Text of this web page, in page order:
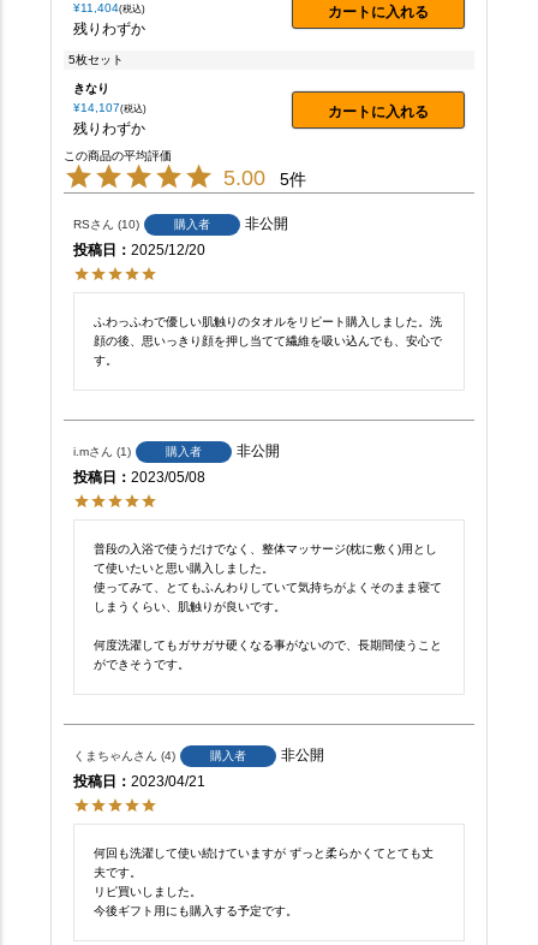
¥11,404 税込
残りわずか
カートに入れる
5枚セット
きなり
¥14,107 税込
残りわずか
カートに入れる
5.00 5
RS 10 購入者
非公開
投稿日
2025/12/20
ふわっふわで優しい肌触りのタオルをリピート購入しました。洗
顔の後、思いっきり顔を押し当てて繊維を吸い込んでも、安心で
す。
i.m 1 購入者
非公開
投稿日
2023/05/08
普段の入浴で使うだけでなく、整体マッサージ(枕に敷く)用とし
て使いたいと思い購入しました。
使ってみて、とてもふんわりしていて気持ちがよくそのまま寝て
しまうくらい、肌触りが良いです。
何度洗濯してもガサガサ硬くなる事がないので、長期間使うこと
ができそうです。
くまちゃん 4 購入者
非公開
投稿日
2023/04/21
何回も洗濯して使い続けていますが ずっと柔らかくてとても丈
夫です。
リピ買いしました。
今後ギフト用にも購入する予定です。